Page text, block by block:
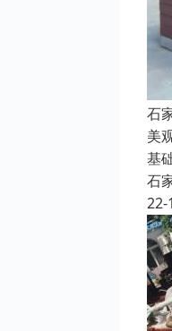
石
美
基
石
22-